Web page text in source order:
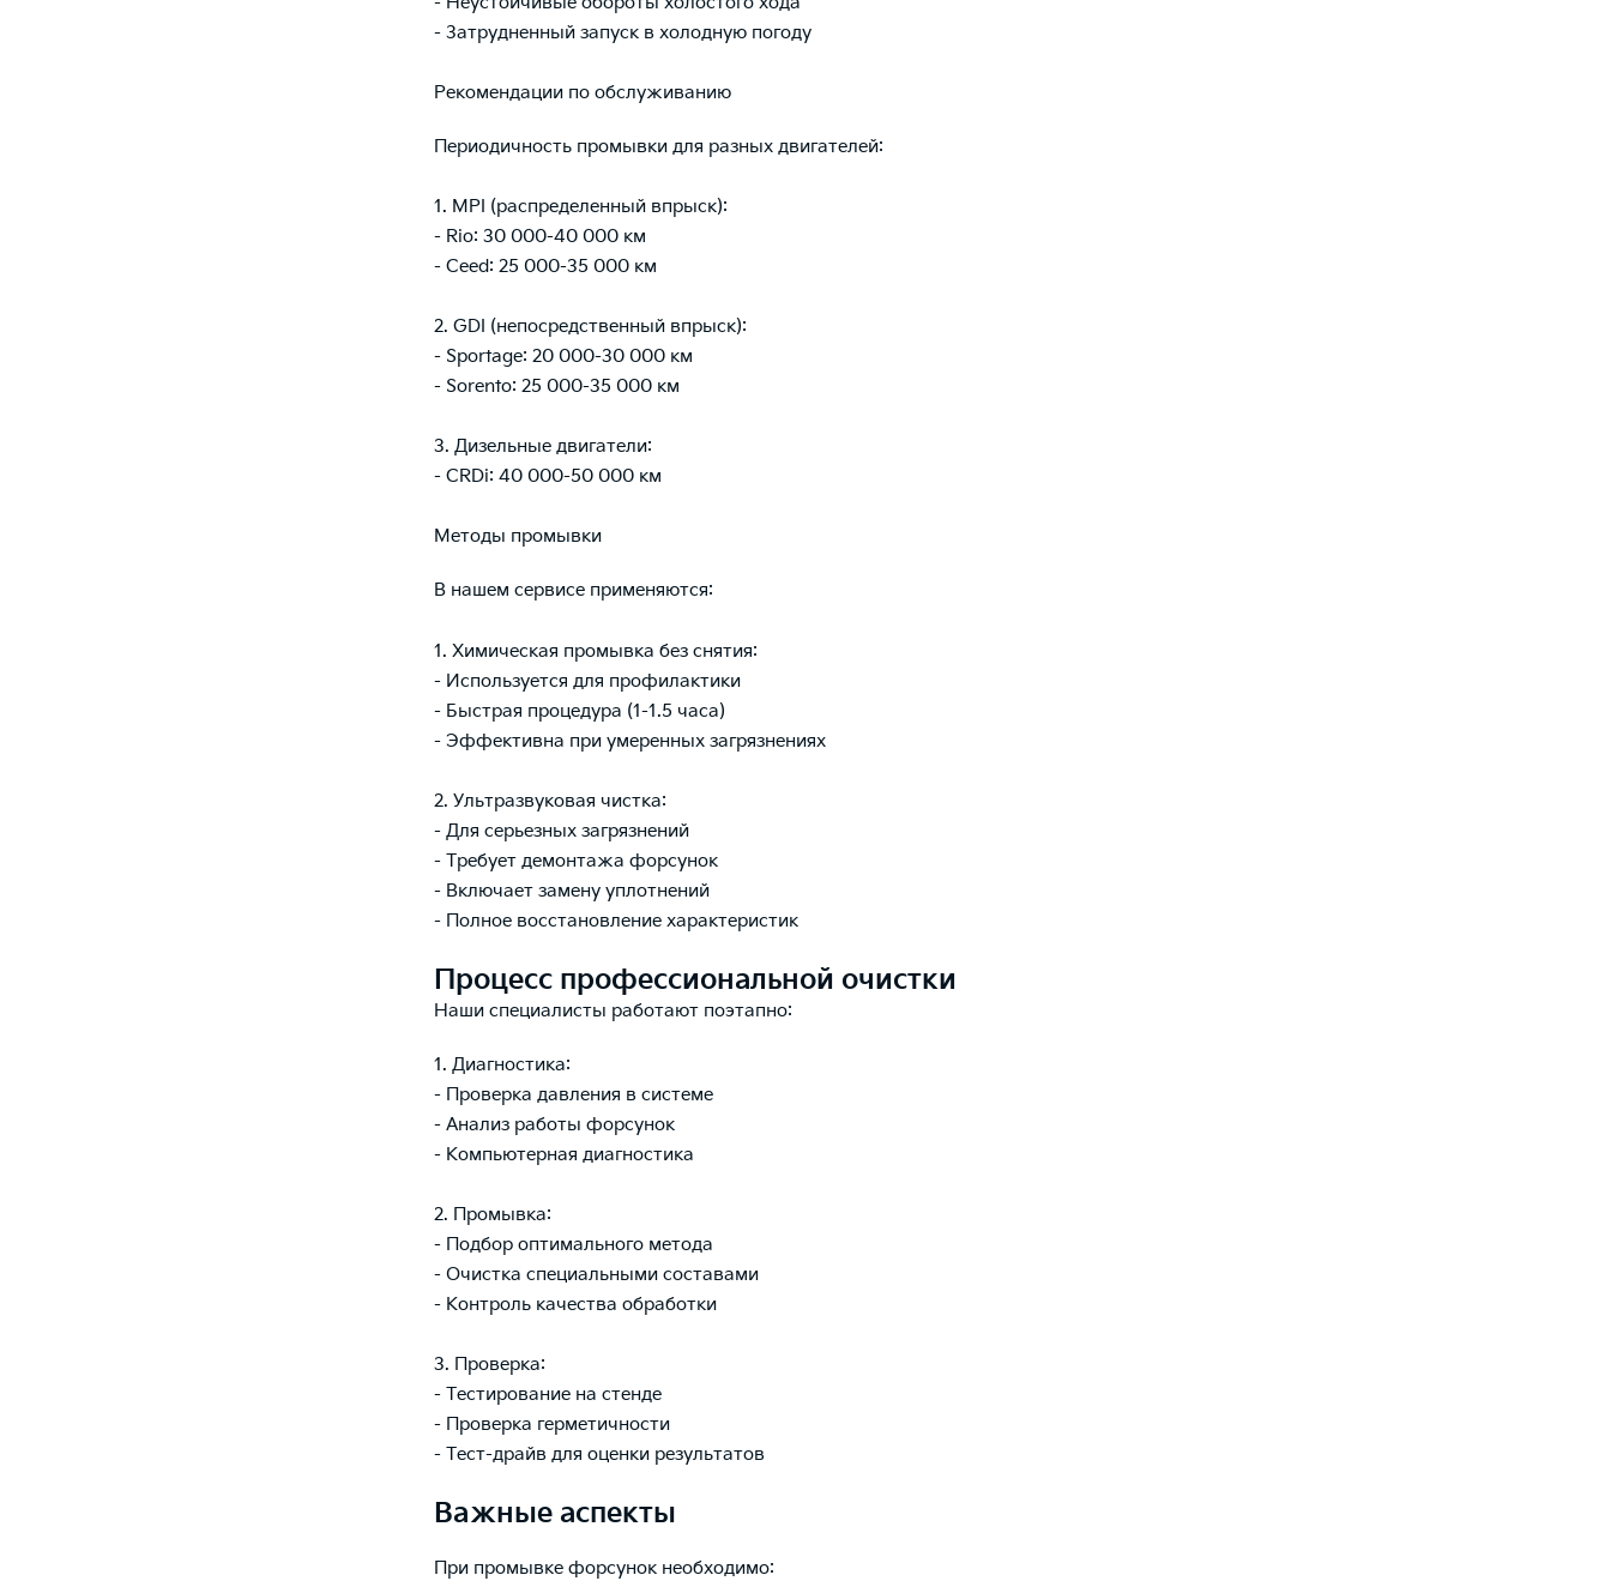
- Затрудненный запуск в холодную погоду
Рекомендации по обслуживанию
Периодичность промывки для разных двигателей:
1. MPI (распределенный впрыск):
- Rio: 30 000-40 000 км
- Ceed: 25 000-35 000 км
2. GDI (непосредственный впрыск):
- Sportage: 20 000-30 000 км
- Sorento: 25 000-35 000 км
3. Дизельные двигатели:
- CRDi: 40 000-50 000 км
Методы промывки
В нашем сервисе применяются:
1. Химическая промывка без снятия:
- Используется для профилактики
- Быстрая процедура (1-1.5 часа)
- Эффективна при умеренных загрязнениях
2. Ультразвуковая чистка:
- Для серьезных загрязнений
- Требует демонтажа форсунок
- Включает замену уплотнений
- Полное восстановление характеристик
Процесс профессиональной очистки
Наши специалисты работают поэтапно:
1. Диагностика:
- Проверка давления в системе
- Анализ работы форсунок
- Компьютерная диагностика
2. Промывка:
- Подбор оптимального метода
- Очистка специальными составами
- Контроль качества обработки
3. Проверка:
- Тестирование на стенде
- Проверка герметичности
- Тест-драйв для оценки результатов
Важные аспекты
При промывке форсунок необходимо: